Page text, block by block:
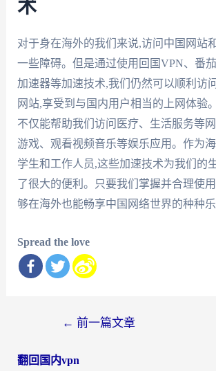
术
对于身在海外的我们来说,访问中国网站
一些障碍。但是通过使用回国VPN、番
加速器等加速技术,我们仍然可以顺利访
网站,享受到与国内用户相当的上网体验
不仅能帮助我们访问医疗、生活服务等
游戏、观看视频音乐等娱乐应用。作为
学生和工作人员,这些加速技术为我们的
了很大的便利。只要我们掌握并合理使
够在海外也能畅享中国网络世界的种种乐
Spread the love
导
← 前一篇文章
翻回国内vpn